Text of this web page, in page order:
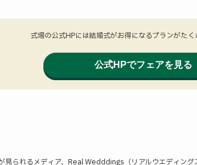
式場の公式HPには結婚式がお得になるプランがたく
公式HPでフェアを見る
見られるメディア、Real Wedddings（リアルウエディング